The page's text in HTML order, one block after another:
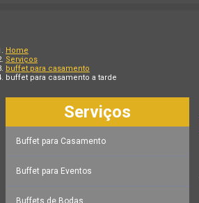
Home
Serviços
buffet para casamento
buffet para casamento a tarde
Serviços
Buffet para Casamento
Buffet para Eventos